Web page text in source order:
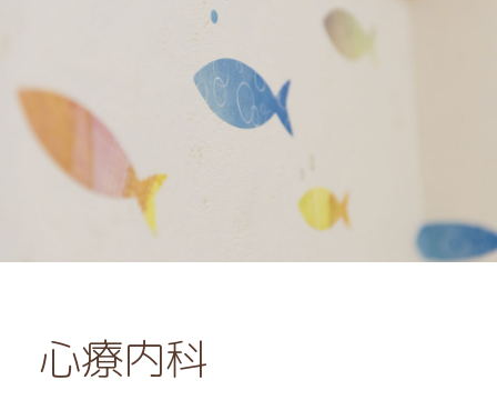
心療内科